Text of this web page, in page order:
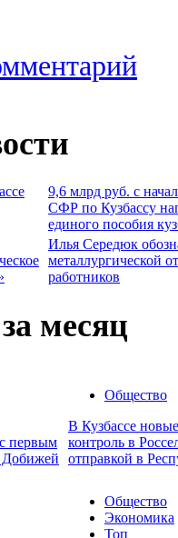
9,6 млрд руб. с
СФР по Кузбассу
единого пособия
Илья Середюк
металлургической
работников
месяц
первым
Общество
В Кузбассе
контроль в
отправкой в
Общество
Экономика
Топ